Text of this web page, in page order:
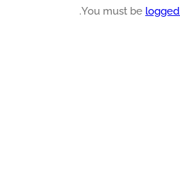
You must be